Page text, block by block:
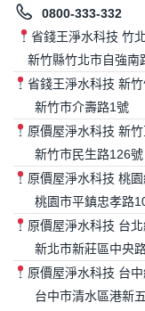
0800-333-332
省錢王淨水科技 竹
新竹縣竹北市自強南
省錢王淨水科技 新
新竹市介壽路1號
原價屋淨水科技 新
新竹市民生路126號
原價屋淨水科技 桃
桃園市平鎮忠孝路
原價屋淨水科技 台
新北市新莊區中央
原價屋淨水科技 台
台中市清水區港新